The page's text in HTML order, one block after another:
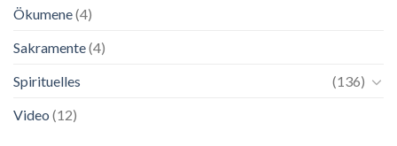
Ökumene(4)
Sakramente(4)
Spirituelles
(136)
Video (12)